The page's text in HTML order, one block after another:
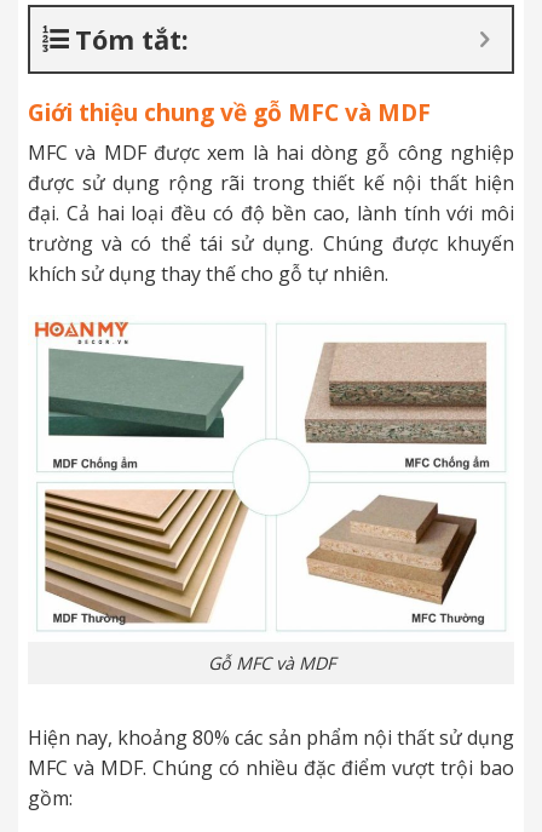
Tóm tắt:
Giới thiệu chung về gỗ MFC và MDF
MFC và MDF được xem là hai dòng gỗ công nghiệp
được sử dụng rộng rãi trong thiết kế nội thất hiện
đại. Cả hai loại đều có độ bền cao, lành tính với môi
trường và có thể tái sử dụng. Chúng được khuyến
khích sử dụng thay thế cho gỗ tự nhiên.
Gỗ MFC và MDF
Hiện nay, khoảng 80% các sản phẩm nội thất sử dụng
MFC và MDF. Chúng có nhiều đặc điểm vượt trội bao
gồm: